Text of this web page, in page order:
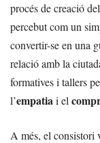
procés de creació
percebut com un
convertir-se en una
relació amb la
formatives i tallers
l’empatiai el
A més, el consistori